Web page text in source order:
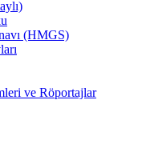
(HMGS)
ve Röportajlar